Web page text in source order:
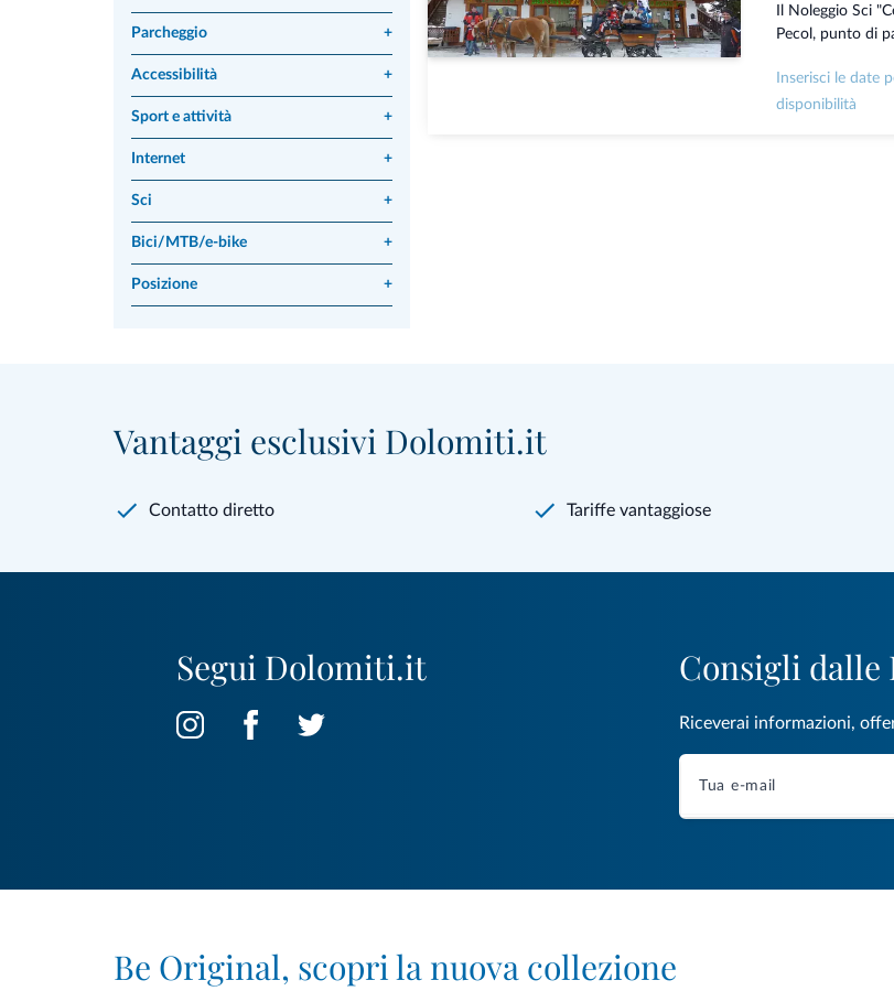
Parcheggio +
Accessibilità +
Sport e attività +
Internet +
Sci +
Bici/MTB/e-bike +
Posizione +
Il Noleggio Sci
Pecol, punto di
Inserisci le date
disponibilità
Vantaggi esclusivi Dolomiti.it
Contatto diretto Tariffe vantaggiose
Segui Dolomiti.it Consigli
Riceverai informazioni,
Be Original, scopri la nuova collezione